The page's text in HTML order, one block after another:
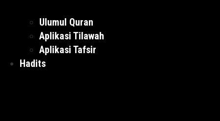
Ulumul Quran
Aplikasi Tilawah
Aplikasi Tafsir
Hadits